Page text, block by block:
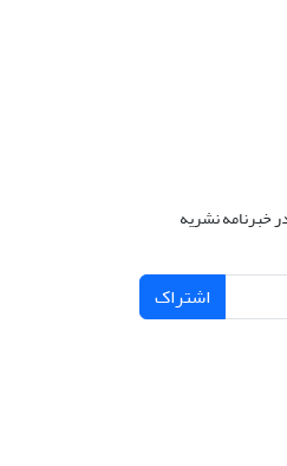
خبرنامه نشریه
اشتراک